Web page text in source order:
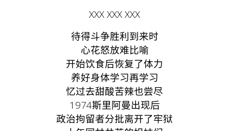
XXX XXX XXX
待得斗争胜利到来时
心花怒放难比喻
开始饮食后恢复了体力
养好身体学习再学习
忆过去甜酸苦辣也尝尽
1974斯里阿曼出现后
政治拘留者分批离开了牢狱